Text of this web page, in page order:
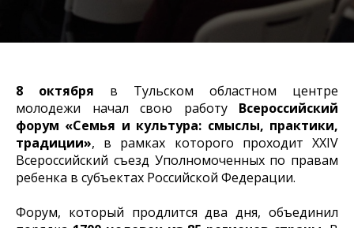
8 октября в Тульском областном центре
молодежи начал свою работу Всероссийский
форум «Семья и культура: смыслы, практики,
традиции», в рамках которого проходит XXIV
Всероссийский съезд Уполномоченных по правам
ребенка в субъектах Российской Федерации.
Форум, который продлится два дня, объединил